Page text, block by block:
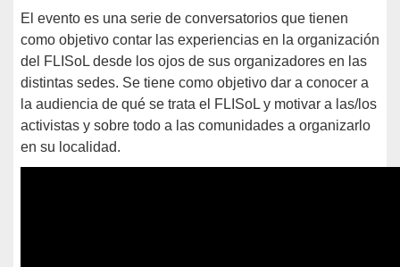
El evento es una serie de conversatorios que tienen
como objetivo contar las experiencias en la organización
del FLISoL desde los ojos de sus organizadores en las
distintas sedes. Se tiene como objetivo dar a conocer a
la audiencia de qué se trata el FLISoL y motivar a las/los
activistas y sobre todo a las comunidades a organizarlo
en su localidad.